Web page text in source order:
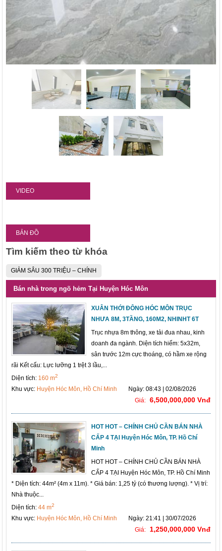
VIDEO
BẢN ĐỒ
Tìm kiếm theo từ khóa
GIẢM SÂU 300 TRIỆU – CHÍNH
Bán nhà trong ngõ hẻm Tại Huyện Hóc Môn
XUÂN THỚI ĐÔNG HÓC MÔN TRỤC
NHƯA 8M, 3TẦNG, 160M2, NHINHT 6T
Trục nhựa 8m thông, xe tải đua nhau, kinh
doanh đa ngành. Diện tích hiếm: 5x32m,
sân trước 12m cực thoáng, có hầm xe rộng
rãi Kết cấu: Lực lưỡng 1 trệt 3 lầu,...
Diện tích: 160 m2
Khu vực: Huyện Hóc Môn, Hồ Chí Minh
Ngày: 08:43 | 02/08/2026
Giá: 6,500,000,000 Vnđ
HOT HOT – CHÍNH CHỦ CẦN BÁN NHÀ
CẤP 4 TẠI Huyện Hóc Môn, TP. Hồ Chí
Minh
HOT HOT – CHÍNH CHỦ CẦN BÁN NHÀ
CẤP 4 TẠI Huyện Hóc Môn, TP. Hồ Chí Minh
* Diện tích: 44m² (4m x 11m). * Giá bán: 1,25 tỷ (có thương lượng). * Vị trí:
Nhà thuộc...
Diện tích:44 m2
Khu vực: Huyện Hóc Môn, Hồ Chí Minh
Ngày: 21:41 | 30/07/2026
Giá:
1,250,000,000 Vnđ